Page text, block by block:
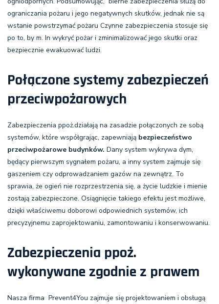
ograniczania pożaru i jego negatywnych skutków, jednak nie są
wstanie powstrzymać pożaru Czynne zabezpieczenia stosuje się
po to, by m. In wykryć pożar i zminimalizować jego skutki oraz
bezpiecznie ewakuować ludzi.
Połączone systemy zabezpieczeń
przeciwpożarowych
Zabezpieczenia ppoż.działają na zasadzie połączonych ze sobą
systemów, które współgrając, zapewniają bezpieczeństwo
przeciwpożarowe budynków. Dany system wykrywa dym,
będący pierwszym sygnałem pożaru, a inny system zajmuje się
gaszeniem czy odprowadzaniem gazów na zewnątrz. To
sprawia, że ogień nie rozprzestrzenia się, a życie ludzkie i mienie
zostają zabezpieczone. Osiągnięcie takiego efektu jest możliwe,
dzięki właściwemu doborowi odpowiednich systemów, ich
precyzyjnemu zaprojektowaniu, zamontowaniu i konserwowaniu.
Zabezpieczenia ppoż.
wykonywane zgodnie z prawem
Nasza firma Prevent4You zajmuje się projektowaniem i obsługą